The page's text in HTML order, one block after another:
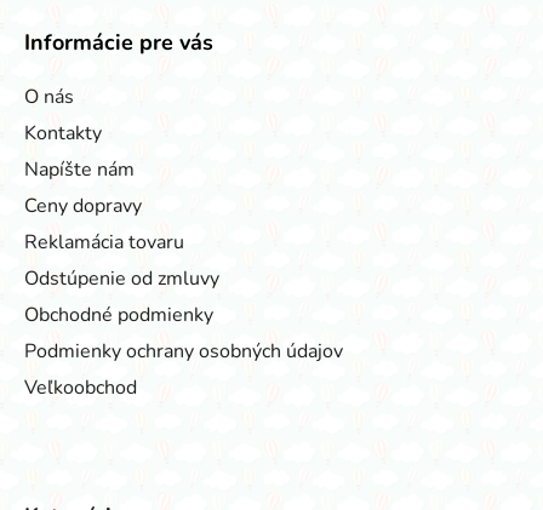
Informácie pre vás
O nás
Kontakty
Napíšte nám
Ceny dopravy
Reklamácia tovaru
Odstúpenie od zmluvy
Obchodné podmienky
Podmienky ochrany osobných údajov
Veľkoobchod